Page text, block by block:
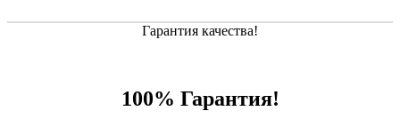
Гарантия качества!
100% Гарантия!